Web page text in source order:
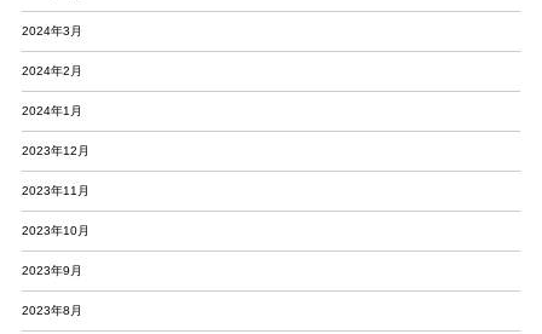
2024年3月
2024年2月
2024年1月
2023年12月
2023年11月
2023年10月
2023年9月
2023年8月